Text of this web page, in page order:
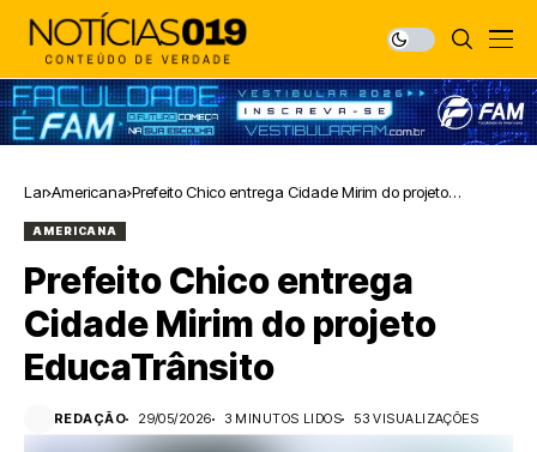
Lar Americana Prefeito Chico entrega Cidade Mirim do projeto
AMERICANA
Prefeito Chico entrega
Cidade Mirim do projeto
EducaTrânsito
REDAÇÃO 29/05/2026 3 MINUTOS LIDOS 53 VISUALIZAÇÕES